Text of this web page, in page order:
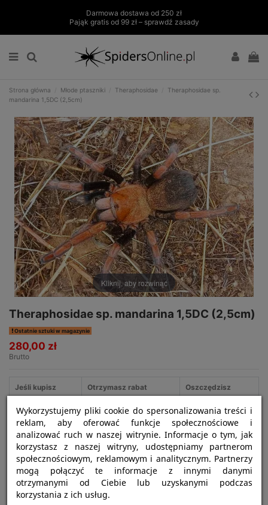
Darmowa dostawa od 250 zł
Pająk gratis od 99 zł – sprawdź zasady
Strona główna Młode ptaszniki Theraphosidae
Theraphosidae sp.
mandarina 1,5DC (2,5cm)
Kliknij, aby rozwinąć
Theraphosidae sp. mandarina 1,5DC (2,5cm)
Ostatnie sztuki w magazynie
280,00 zł
Brutto
Jeśli kupisz Otrzymasz rabat Oszczędzisz
3 5% 42,00 zł
Najważniejsze informacje:
Nazwa gatunku:
Theraphosidae sp. mandarina
Tryb życia:
Wykorzystujemy pliki cookie do spersonalizowania treści i
reklam, aby oferować funkcje społecznościowe i
analizować ruch w naszej witrynie. Informacje o tym, jak
korzystasz z naszej witryny, udostępniamy partnerom
społecznościowym, reklamowym i analitycznym. Partnerzy
mogą połączyć te informacje z innymi danymi
otrzymanymi od Ciebie lub uzyskanymi podczas
korzystania z ich usług.